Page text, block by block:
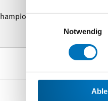
Notwendig
2020: 28.09-